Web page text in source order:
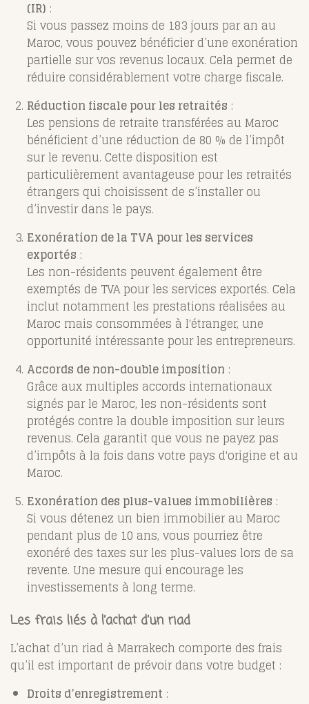
(IR) :
Si vous passez moins de 183 jours par an au
Maroc, vous pouvez bénéficier d’une exonération
partielle sur vos revenus locaux. Cela permet de
réduire considérablement votre charge fiscale.
Réduction fiscale pour les retraités :
Les pensions de retraite transférées au Maroc
bénéficient d’une réduction de 80 % de l’impôt
sur le revenu. Cette disposition est
particulièrement avantageuse pour les retraités
étrangers qui choisissent de s’installer ou
d’investir dans le pays.
Exonération de la TVA pour les services
exportés :
Les non-résidents peuvent également être
exemptés de TVA pour les services exportés. Cela
inclut notamment les prestations réalisées au
Maroc mais consommées à l'étranger, une
opportunité intéressante pour les entrepreneurs.
Accords de non-double imposition :
Grâce aux multiples accords internationaux
signés par le Maroc, les non-résidents sont
protégés contre la double imposition sur leurs
revenus. Cela garantit que vous ne payez pas
d’impôts à la fois dans votre pays d'origine et au
Maroc.
Exonération des plus-values immobilières :
Si vous détenez un bien immobilier au Maroc
pendant plus de 10 ans, vous pourriez être
exonéré des taxes sur les plus-values lors de sa
revente. Une mesure qui encourage les
investissements à long terme.
Les frais liés à l’achat d’un riad
L’achat d’un riad à Marrakech comporte des frais
qu’il est important de prévoir dans votre budget :
Droits d’enregistrement :